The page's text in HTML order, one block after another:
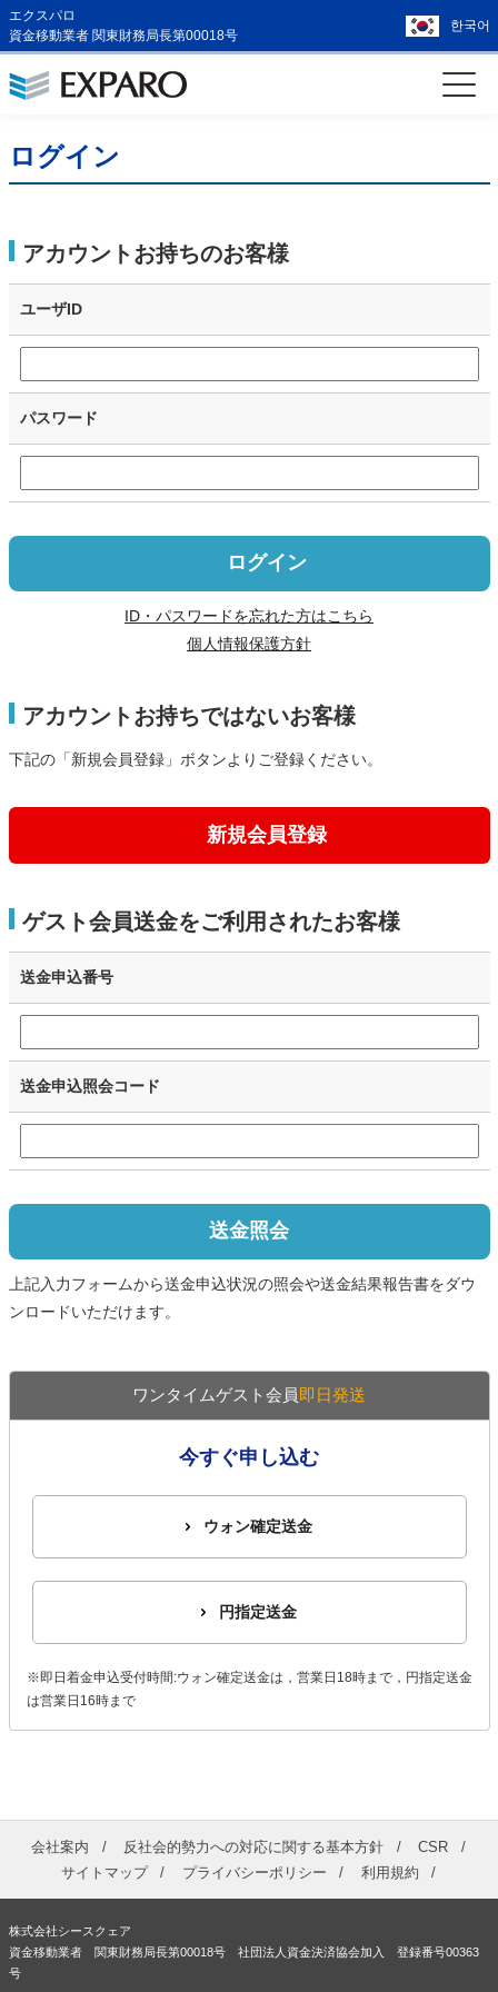
エクスパロ
資金移動業者 関東財務局長第00018号
한국어
ログイン
アカウントお持ちのお客様
ユーザID
パスワード
ログイン
ID・パスワードを忘れた方はこちら
個人情報保護方針
アカウントお持ちではないお客様
下記の「新規会員登録」ボタンよりご登録ください。
新規会員登録
ゲスト会員送金をご利用されたお客様
送金申込番号
送金申込照会コード
送金照会
上記入力フォームから送金申込状況の照会や送金結果報告書をダウ
ンロードいただけます。
ワンタイムゲスト会員即日発送
今すぐ申し込む
ウォン確定送金
円指定送金
※即日着金申込受付時間:ウォン確定送金は，営業日18時まで，円指定送金
は営業日16時まで
会社案内 反社会的勢力への対応に関する基本方針
CSR
サイトマップ
プライバシーポリシー 利用規約
株式会社シースクェア
資金移動業者 関東財務局長第00018号 社団法人資金決済協会加入 登録番号00363
号